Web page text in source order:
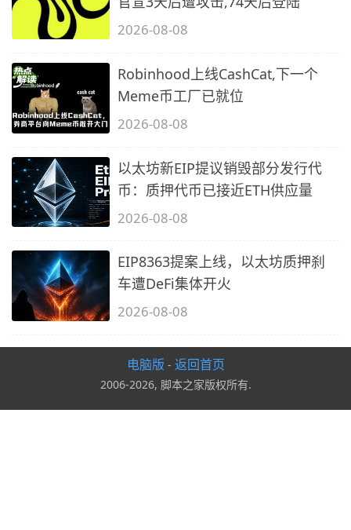
2026-08-08
Robinhood上线CashCat,下一个
Meme币工厂已就位
2026-08-08
以太坊新EIP提议销毁部分发行代
币：质押代币已接近ETH供应量
2026-08-08
EIP8363提案上线，以太坊质押刹
车遭DeFi集体开火
2026-08-08
电脑版 - 返回首页
2006-2026, 脚本之家版权所有.